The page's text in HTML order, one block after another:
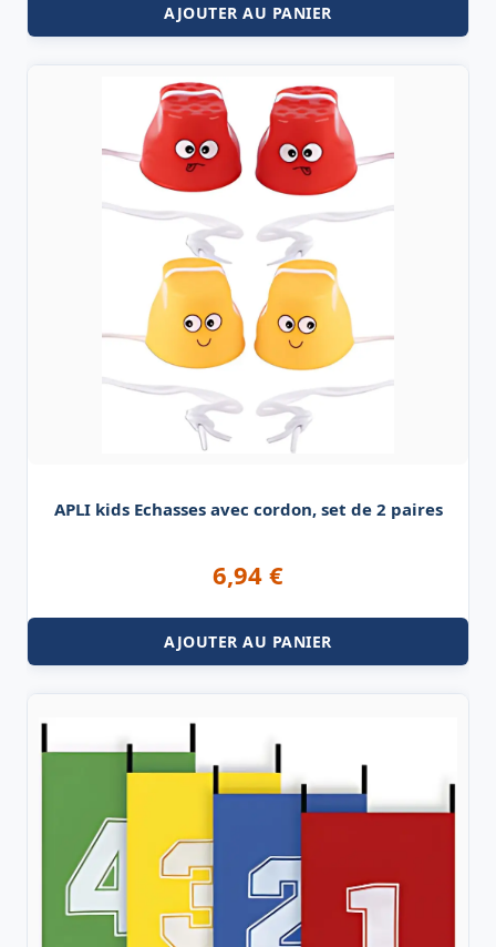
AJOUTER AU PANIER
APLI kids Echasses avec cordon, set de 2 paires
6,94 €
AJOUTER AU PANIER